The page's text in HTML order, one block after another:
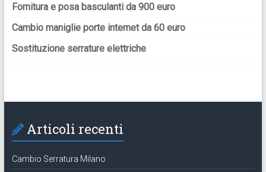
Fornitura e posa basculanti da 900 euro
Cambio maniglie porte internet da 60 euro
Sostituzione serrature elettriche
Articoli recenti
Cambio Serratura Milano